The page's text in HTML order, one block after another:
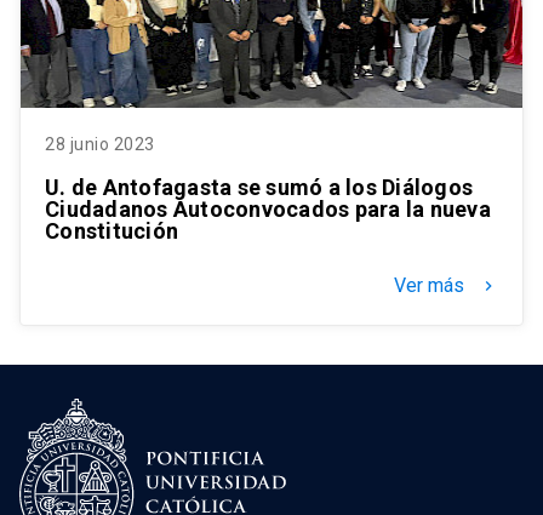
28 junio 2023
U. de Antofagasta se sumó a los Diálogos
Ciudadanos Autoconvocados para la nueva
Constitución
Ver más keyboard_arrow_right